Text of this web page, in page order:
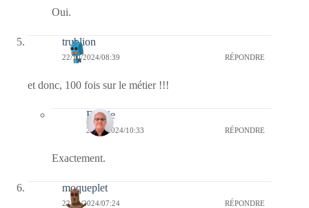
Oui.
trublion
22/10/2024/08:39 RÉPONDRE
et donc, 100 fois sur le métier !!!
Bernie
25/10/2024/10:33 RÉPONDRE
Exactement.
moqueplet
22/10/2024/07:24 RÉPONDRE